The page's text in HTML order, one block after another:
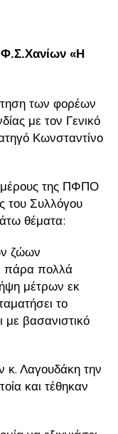
«Η
των φορέων
με τον Γενικό
Κωνσταντίνο
της ΠΦΠΟ
του Συλλόγου
θέματα:
ζώων
πάρα πολλά
μέτρων εκ
το
με βασανιστικό
κ. Λαγουδάκη την
και τέθηκαν